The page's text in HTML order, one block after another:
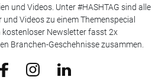
und Videos. Unter #HASHTAG sind alle
Videos zu einem Themenspecial
Newsletter fasst 2x
Branchen-Geschehnisse zusammen.